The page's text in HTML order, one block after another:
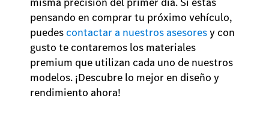
pensando en comprar tu próximo vehículo,
puedes contactar a nuestros asesoresy con
gusto te contaremos los materiales
premium que utilizan cada uno de nuestros
modelos. ¡Descubre lo mejor en diseño y
rendimiento ahora!